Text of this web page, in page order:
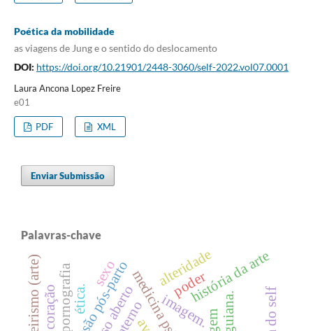
Poética da mobilidade
as viagens de Jung e o sentido do deslocamento
DOI: https://doi.org/10.21901/2448-3060/self-2022.vol07.0001
Laura Ancona Lopez Freire
e01
PDF XML
Enviar Submissão
Palavras-chave
imagem.
história da arte
maneirismo (arte) pornografia poder
alteridade
sexo
ética.